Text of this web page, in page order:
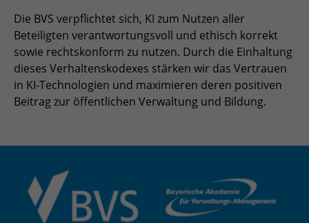
Die BVS verpflichtet sich, KI zum Nutzen aller
Beteiligten verantwortungsvoll und ethisch korrekt
sowie rechtskonform zu nutzen. Durch die Einhaltung
dieses Verhaltenskodexes stärken wir das Vertrauen
in KI-Technologien und maximieren deren positiven
Beitrag zur öffentlichen Verwaltung und Bildung.